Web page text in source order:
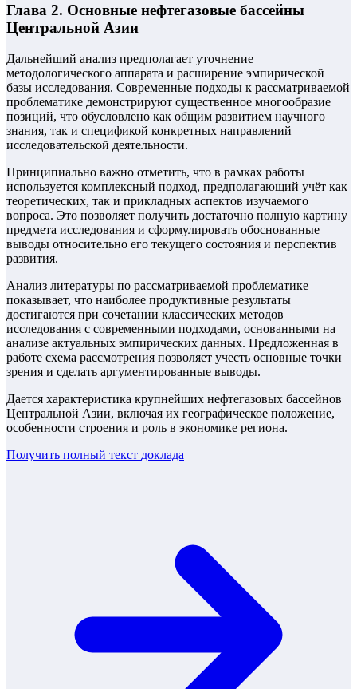
Глава 2. Основные нефтегазовые бассейны
Центральной Азии
Дальнейший анализ предполагает уточнение
методологического аппарата и расширение эмпирической
базы исследования. Современные подходы к рассматриваемой
проблематике демонстрируют существенное многообразие
позиций, что обусловлено как общим развитием научного
знания, так и спецификой конкретных направлений
исследовательской деятельности.
Принципиально важно отметить, что в рамках работы
используется комплексный подход, предполагающий учёт как
теоретических, так и прикладных аспектов изучаемого
вопроса. Это позволяет получить достаточно полную картину
предмета исследования и сформулировать обоснованные
выводы относительно его текущего состояния и перспектив
развития.
Анализ литературы по рассматриваемой проблематике
показывает, что наиболее продуктивные результаты
достигаются при сочетании классических методов
исследования с современными подходами, основанными на
анализе актуальных эмпирических данных. Предложенная в
работе схема рассмотрения позволяет учесть основные точки
зрения и сделать аргументированные выводы.
Дается характеристика крупнейших нефтегазовых бассейнов
Центральной Азии, включая их географическое положение,
особенности строения и роль в экономике региона.
Получить полный текст доклада